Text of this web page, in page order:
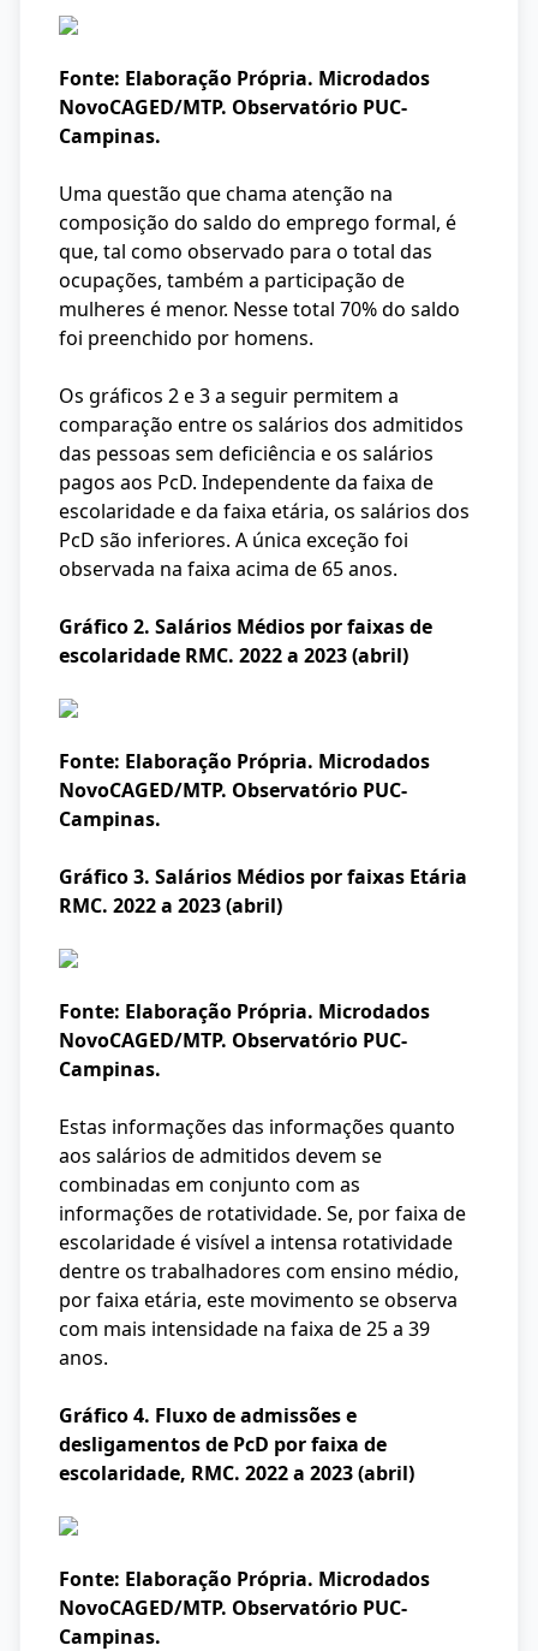
Fonte: Elaboração Própria. Microdados
NovoCAGED/MTP. Observatório PUC-
Campinas.
Uma questão que chama atenção na
composição do saldo do emprego formal, é
que, tal como observado para o total das
ocupações, também a participação de
mulheres é menor. Nesse total 70% do saldo
foi preenchido por homens.
Os gráficos 2 e 3 a seguir permitem a
comparação entre os salários dos admitidos
das pessoas sem deficiência e os salários
pagos aos PcD. Independente da faixa de
escolaridade e da faixa etária, os salários dos
PcD são inferiores. A única exceção foi
observada na faixa acima de 65 anos.
Gráfico 2. Salários Médios por faixas de
escolaridade RMC. 2022 a 2023 (abril)
Fonte: Elaboração Própria. Microdados
NovoCAGED/MTP. Observatório PUC-
Campinas.
Gráfico 3. Salários Médios por faixas Etária
RMC. 2022 a 2023 (abril)
Fonte: Elaboração Própria. Microdados
NovoCAGED/MTP. Observatório PUC-
Campinas.
Estas informações das informações quanto
aos salários de admitidos devem se
combinadas em conjunto com as
informações de rotatividade. Se, por faixa de
escolaridade é visível a intensa rotatividade
dentre os trabalhadores com ensino médio,
por faixa etária, este movimento se observa
com mais intensidade na faixa de 25 a 39
anos.
Gráfico 4. Fluxo de admissões e
desligamentos de PcD por faixa de
escolaridade, RMC. 2022 a 2023 (abril)
Fonte: Elaboração Própria. Microdados
NovoCAGED/MTP. Observatório PUC-
Campinas.